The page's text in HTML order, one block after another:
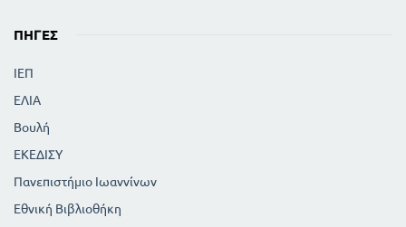
ΠΗΓΈΣ
ΙΕΠ
ΕΛΙΑ
Βουλή
ΕΚΕΔΙΣΥ
Πανεπιστήμιο Ιωαννίνων
Εθνική Βιβλιοθήκη